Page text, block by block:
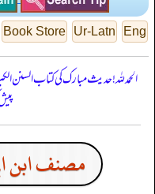
Eng
Ur-Latn
Book Store
الحمدللہ! حدیث مبارک کی کتاب السنن
مصنف ابن